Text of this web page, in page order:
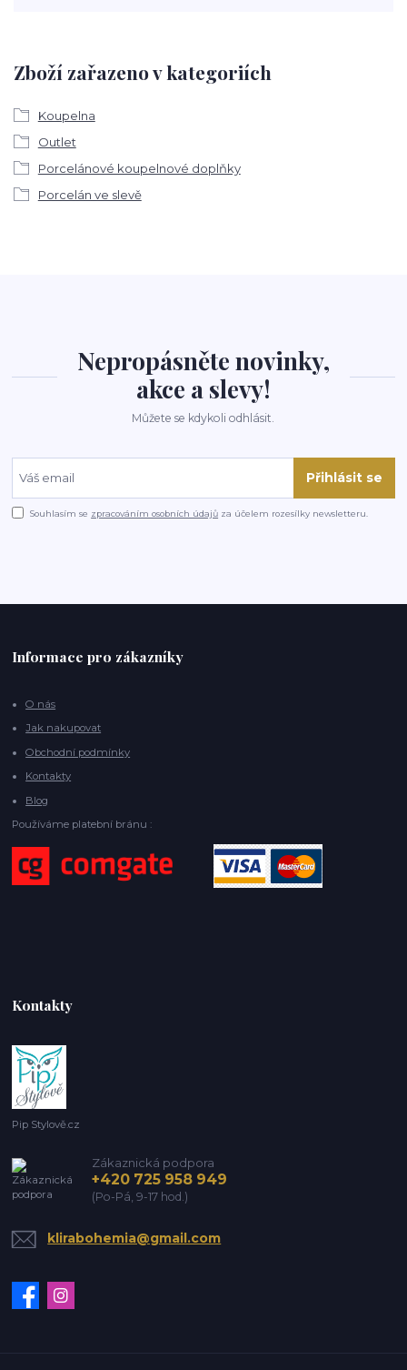
Zboží zařazeno v kategoriích
Koupelna
Outlet
Porcelánové koupelnové doplňky
Porcelán ve slevě
Nepropásněte novinky,
akce a slevy!
Můžete se kdykoli odhlásit.
Přihlásit se
Souhlasím se zpracováním osobních údajů za účelem rozesílky newsletteru.
Informace pro zákazníky
O nás
Jak nakupovat
Obchodní podmínky
Kontakty
Blog
Používáme platební bránu :
Kontakty
Pip Stylově.cz
Zákaznická podpora
+420 725 958 949
(Po-Pá, 9-17 hod.)
klirabohemia@gmail.com